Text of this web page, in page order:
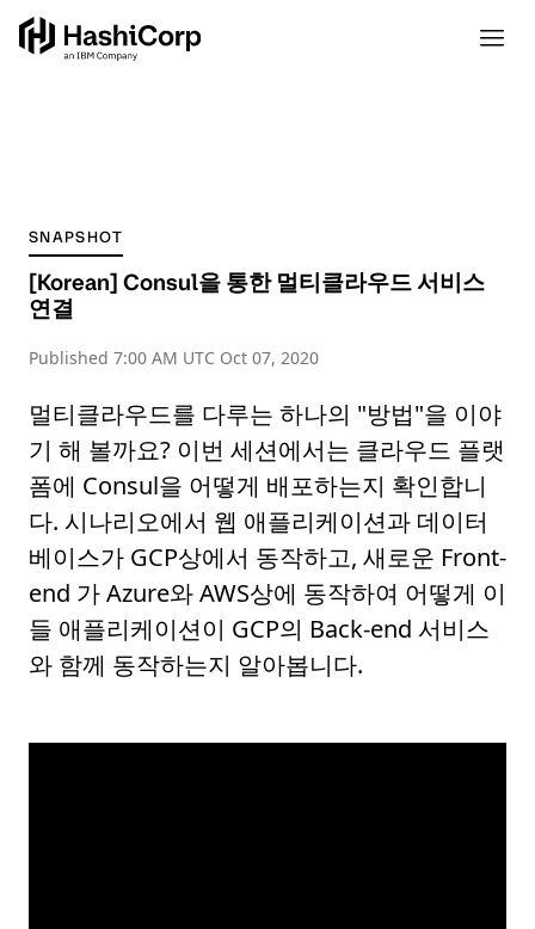
SNAPSHOT
[Korean] Consul을 통한 멀티클라우드 서비스
연결
Published 7:00 AM UTC Oct 07, 2020
멀티클라우드를 다루는 하나의 "방법"을 이야
기 해 볼까요? 이번 세션에서는 클라우드 플랫
폼에 Consul을 어떻게 배포하는지 확인합니
다. 시나리오에서 웹 애플리케이션과 데이터
베이스가 GCP상에서 동작하고, 새로운 Front-
end 가 Azure와 AWS상에 동작하여 어떻게 이
들 애플리케이션이 GCP의 Back-end 서비스
와 함께 동작하는지 알아봅니다.